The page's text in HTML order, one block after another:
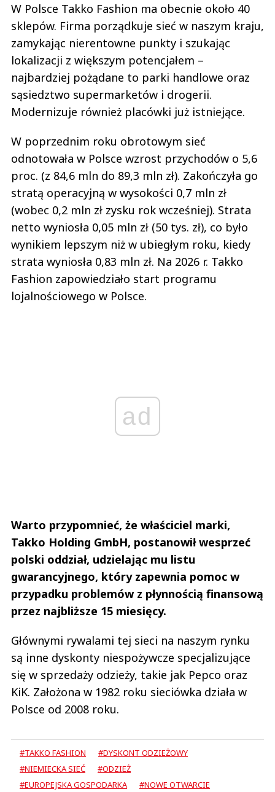
W Polsce Takko Fashion ma obecnie około 40
sklepów. Firma porządkuje sieć w naszym kraju,
zamykając nierentowne punkty i szukając
lokalizacji z większym potencjałem –
najbardziej pożądane to parki handlowe oraz
sąsiedztwo supermarketów i drogerii.
Modernizuje również placówki już istniejące.
W poprzednim roku obrotowym sieć
odnotowała w Polsce wzrost przychodów o 5,6
proc. (z 84,6 mln do 89,3 mln zł). Zakończyła go
stratą operacyjną w wysokości 0,7 mln zł
(wobec 0,2 mln zł zysku rok wcześniej). Strata
netto wyniosła 0,05 mln zł (50 tys. zł), co było
wynikiem lepszym niż w ubiegłym roku, kiedy
strata wyniosła 0,83 mln zł. Na 2026 r. Takko
Fashion zapowiedziało start programu
lojalnościowego w Polsce.
ad
Warto przypomnieć, że właściciel marki,
Takko Holding GmbH, postanowił wesprzeć
polski oddział, udzielając mu listu
gwarancyjnego, który zapewnia pomoc w
przypadku problemów z płynnością finansową
przez najbliższe 15 miesięcy.
Głównymi rywalami tej sieci na naszym rynku
są inne dyskonty niespożywcze specjalizujące
się w sprzedaży odzieży, takie jak Pepco oraz
KiK. Założona w 1982 roku sieciówka działa w
Polsce od 2008 roku.
#TAKKO FASHION
#DYSKONT ODZIEŻOWY
#NIEMIECKA SIEĆ
#ODZIEŻ
#EUROPEJSKA GOSPODARKA
#NOWE OTWARCIE